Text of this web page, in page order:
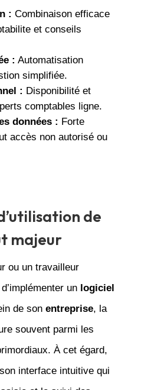
: Combinaison efficace
et conseils
: Automatisation
simplifiée.
: Disponibilité et
comptables ligne.
données : Forte
accès non autorisé ou
de
majeur
ou un travailleur
un logiciel
de son entreprise, la
souvent parmi les
À cet égard,
interface intuitive qui